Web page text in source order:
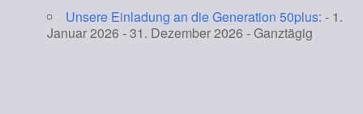
Unsere Einladung an die Generation 50plus: - 1.
Januar 2026 - 31. Dezember 2026 - Ganztägig